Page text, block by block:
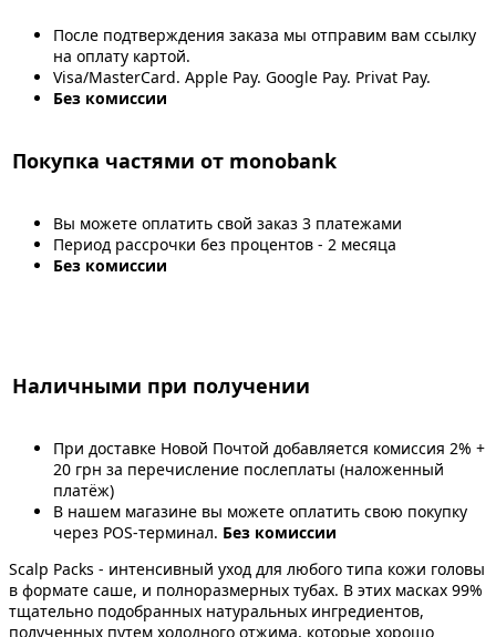
После подтверждения заказа мы отправим вам ссылку
на оплату картой.
Visa/MasterCard. Apple Pay. Google Pay. Privat Pay.
Без комиссии
Покупка частями от monobank
Вы можете оплатить свой заказ 3 платежами
Период рассрочки без процентов - 2 месяца
Без комиссии
Наличными при получении
При доставке Новой Почтой добавляется комиссия 2% +
20 грн за перечисление послеплаты (наложенный
платёж)
В нашем магазине вы можете оплатить свою покупку
через POS-терминал. Без комиссии
Scalp Packs - интенсивный уход для любого типа кожи головы
в формате саше, и полноразмерных тубах. В этих масках 99%
тщательно подобранных натуральных ингредиентов,
полученных путем холодного отжима, которые хорошо